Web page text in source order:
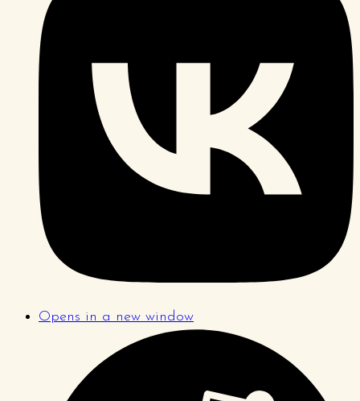
Opens in a new window